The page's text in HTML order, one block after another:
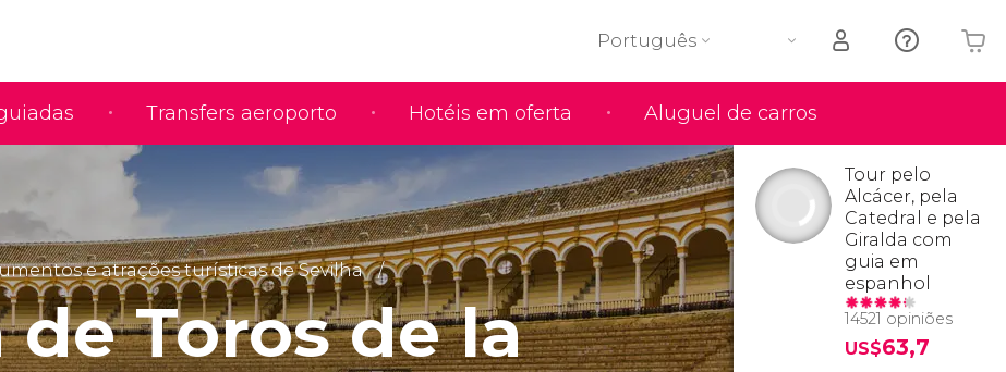
Transfers aeroporto Hotéis em oferta Aluguel de carros
Português
O seu carrinho está vazio
e atrações turísticas de Sevilha
de Toros de la
Tour pelo
Alcácer, pela
Catedral e pela
Giralda com
guia em
espanhol
14521 opiniões
US$63,7